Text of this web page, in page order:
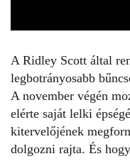
A Ridley Scott által
legbotrányosabb
A november végén
elérte saját lelki
kitervelőjének
dolgozni rajta. És